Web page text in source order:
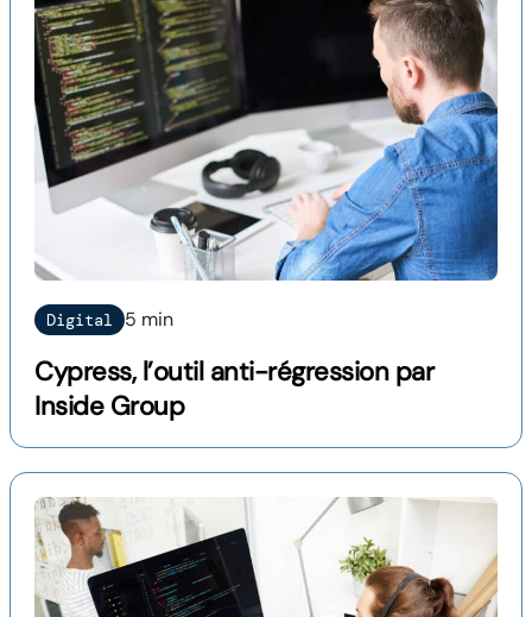
Digital 5 min
Cypress, l’outil anti-régression par
Inside Group